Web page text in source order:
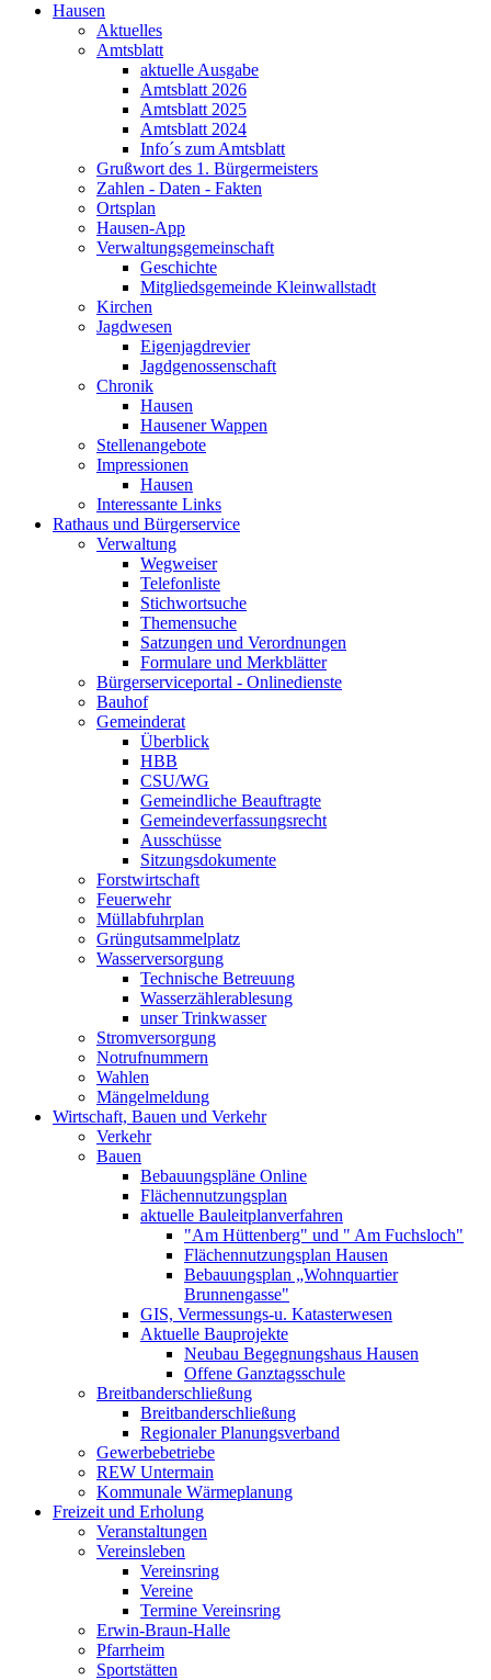
Hausen
Aktuelles
Amtsblatt
aktuelle Ausgabe
Amtsblatt 2026
Amtsblatt 2025
Amtsblatt 2024
Info´s zum Amtsblatt
Grußwort des 1. Bürgermeisters
Zahlen - Daten - Fakten
Ortsplan
Hausen-App
Verwaltungsgemeinschaft
Geschichte
Mitgliedsgemeinde Kleinwallstadt
Kirchen
Jagdwesen
Eigenjagdrevier
Jagdgenossenschaft
Chronik
Hausen
Hausener Wappen
Stellenangebote
Impressionen
Hausen
Interessante Links
Rathaus und Bürgerservice
Verwaltung
Wegweiser
Telefonliste
Stichwortsuche
Themensuche
Satzungen und Verordnungen
Formulare und Merkblätter
Bürgerserviceportal - Onlinedienste
Bauhof
Gemeinderat
Überblick
HBB
CSU/WG
Gemeindliche Beauftragte
Gemeindeverfassungsrecht
Ausschüsse
Sitzungsdokumente
Forstwirtschaft
Feuerwehr
Müllabfuhrplan
Grüngutsammelplatz
Wasserversorgung
Technische Betreuung
Wasserzählerablesung
unser Trinkwasser
Stromversorgung
Notrufnummern
Wahlen
Mängelmeldung
Wirtschaft, Bauen und Verkehr
Verkehr
Bauen
Bebauungspläne Online
Flächennutzungsplan
aktuelle Bauleitplanverfahren
"Am Hüttenberg" und " Am Fuchsloch"
Flächennutzungsplan Hausen
Bebauungsplan „Wohnquartier
Brunnengasse"
GIS, Vermessungs-u. Katasterwesen
Aktuelle Bauprojekte
Neubau Begegnungshaus Hausen
Offene Ganztagsschule
Breitbanderschließung
Breitbanderschließung
Regionaler Planungsverband
Gewerbebetriebe
REW Untermain
Kommunale Wärmeplanung
Freizeit und Erholung
Veranstaltungen
Vereinsleben
Vereinsring
Vereine
Termine Vereinsring
Erwin-Braun-Halle
Pfarrheim
Sportstätten